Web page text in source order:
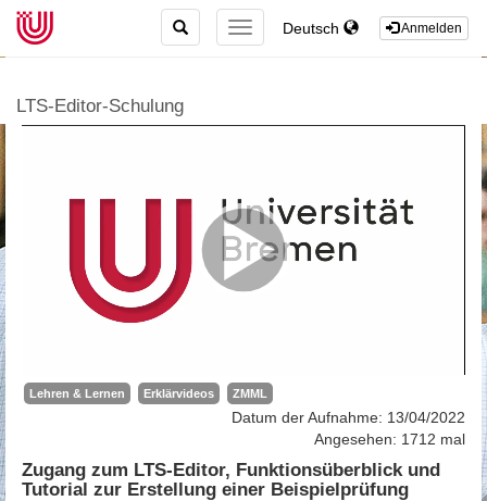
Anmelden
Deutsch
TOGGLE
NAVIGATION
TOGGLE
SEARCH
LTS-Editor-Schulung
Lehren & Lernen Erklärvideos ZMML
Datum der Aufnahme: 13/04/2022
Angesehen: 1712 mal
Zugang zum LTS-Editor, Funktionsüberblick und
Tutorial zur Erstellung einer Beispielprüfung